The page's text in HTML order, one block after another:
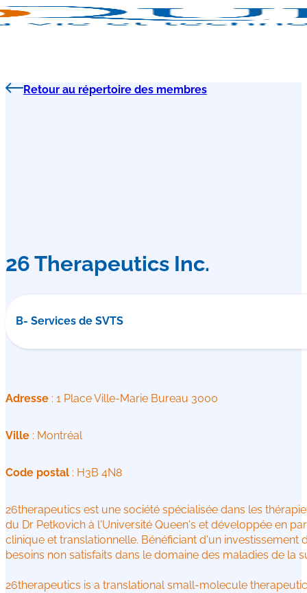
Retour au répertoire des membres
26 Therapeutics Inc.
B- Services de SVTS
Adresse : 1 Place Ville-Marie Bureau 3000
Ville : Montréal
Code postal : H3B 4N8
26therapeutics est une société spécialisée dans les
du Dr Petkovich à l'Université Queen's et développée en
clinique et translationnelle. Bénéficiant d'un
besoins non satisfaits dans le domaine des maladies de la
26therapeutics is a translational small-molecule